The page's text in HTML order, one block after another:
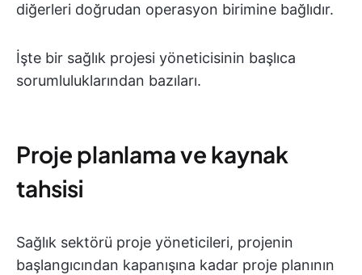
diğerleri doğrudan operasyon birimine bağlıdır.
İşte bir sağlık projesi yöneticisinin başlıca
sorumluluklarından bazıları.
Proje planlama ve kaynak
tahsisi
Sağlık sektörü proje yöneticileri, projenin
başlangıcından kapanışına kadar proje planının